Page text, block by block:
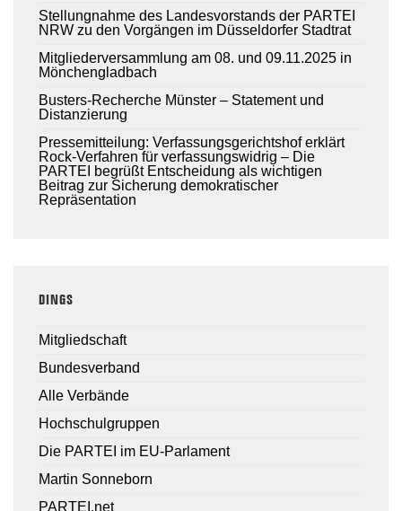
Stellungnahme des Landesvorstands der PARTEI
NRW zu den Vorgängen im Düsseldorfer Stadtrat
Mitgliederversammlung am 08. und 09.11.2025 in
Mönchengladbach
Busters-Recherche Münster – Statement und
Distanzierung
Pressemitteilung: Verfassungsgerichtshof erklärt
Rock-Verfahren für verfassungswidrig – Die
PARTEI begrüßt Entscheidung als wichtigen
Beitrag zur Sicherung demokratischer
Repräsentation
DINGS
Mitgliedschaft
Bundesverband
Alle Verbände
Hochschulgruppen
Die PARTEI im EU-Parlament
Martin Sonneborn
PARTEI.net